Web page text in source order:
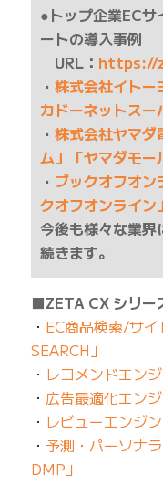
●トップ企業ECサ
ートの導入事例
URL： https://
・ 株式会社イトー
カドーネットスー
・ 株式会社ヤマダ
ム」「ヤマダモー
・ ブックオフオン
クオフオンライン」
今後も様々な業界
続きます。
■ZETA CX シリー
・ EC商品検索/サ
SEARCH」
・ レコメンドエン
・ 広告最適化エン
・ レビューエンジ
・ 予測・パーソナ
DMP」